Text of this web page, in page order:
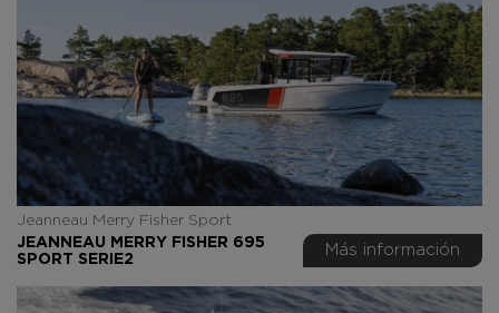
Jeanneau Merry Fisher Sport
JEANNEAU MERRY FISHER 695
SPORT SERIE2
Más información